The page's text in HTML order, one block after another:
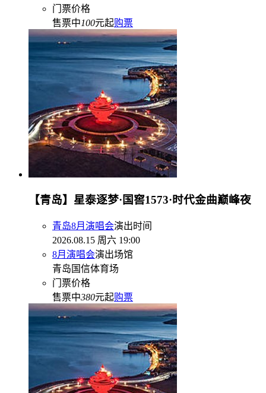
门票价格
售票中100元起购票
【青岛】星泰逐梦·国窖1573·时代金曲巅峰夜
青岛8月演唱会演出时间
2026.08.15 周六 19:00
8月演唱会演出场馆
青岛国信体育场
门票价格
售票中380元起购票